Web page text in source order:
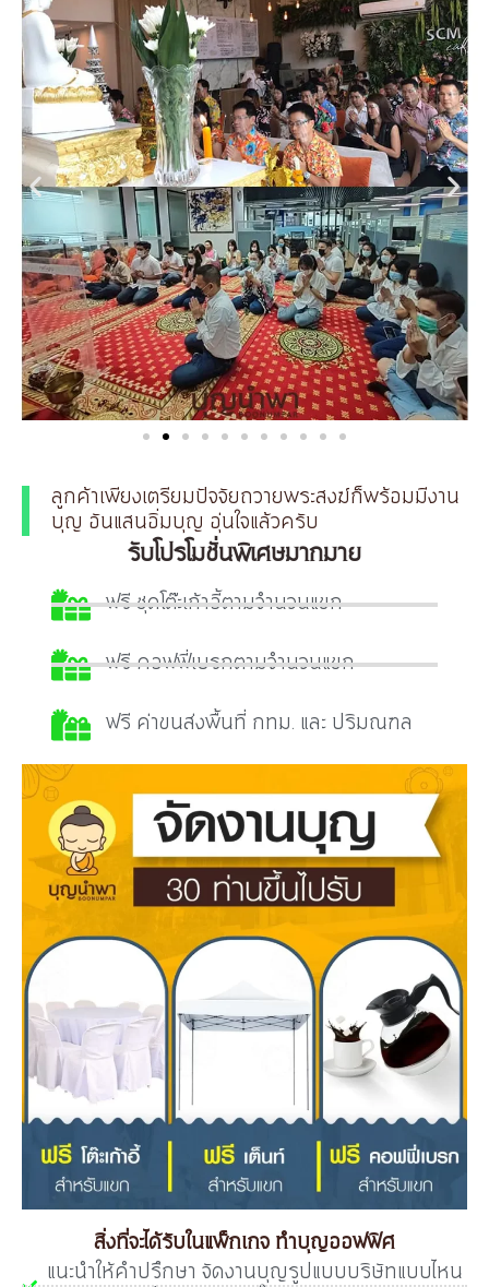
ลูกค้าเพียงเตรียมปัจจัยถวายพระสงฆ์ก็พร้อมมีงาน
บุญ อันแสนอิ่มบุญ อุ่นใจแล้วครับ
รับโปรโมชั่นพิเศษมากมาย
ฟรี ชุดโต๊ะเก้าอี้ตามจำนวนแขก
ฟรี คอฟฟี่เบรกตามจำนวนแขก
ฟรี ค่าขนส่งพื้นที่ กทม. และ ปริมณฑล
สิ่งที่จะได้รับในแพ็กเกจ ทำบุญออฟฟิศ
แนะนำให้คำปรึกษา จัดงานบุญรูปแบบบริษัทแบบไหน